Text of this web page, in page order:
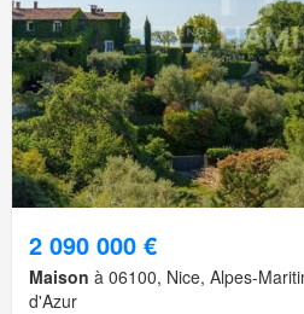
2 090 000 €
Maison à 06100, Nice, Alpes-
d'Azur